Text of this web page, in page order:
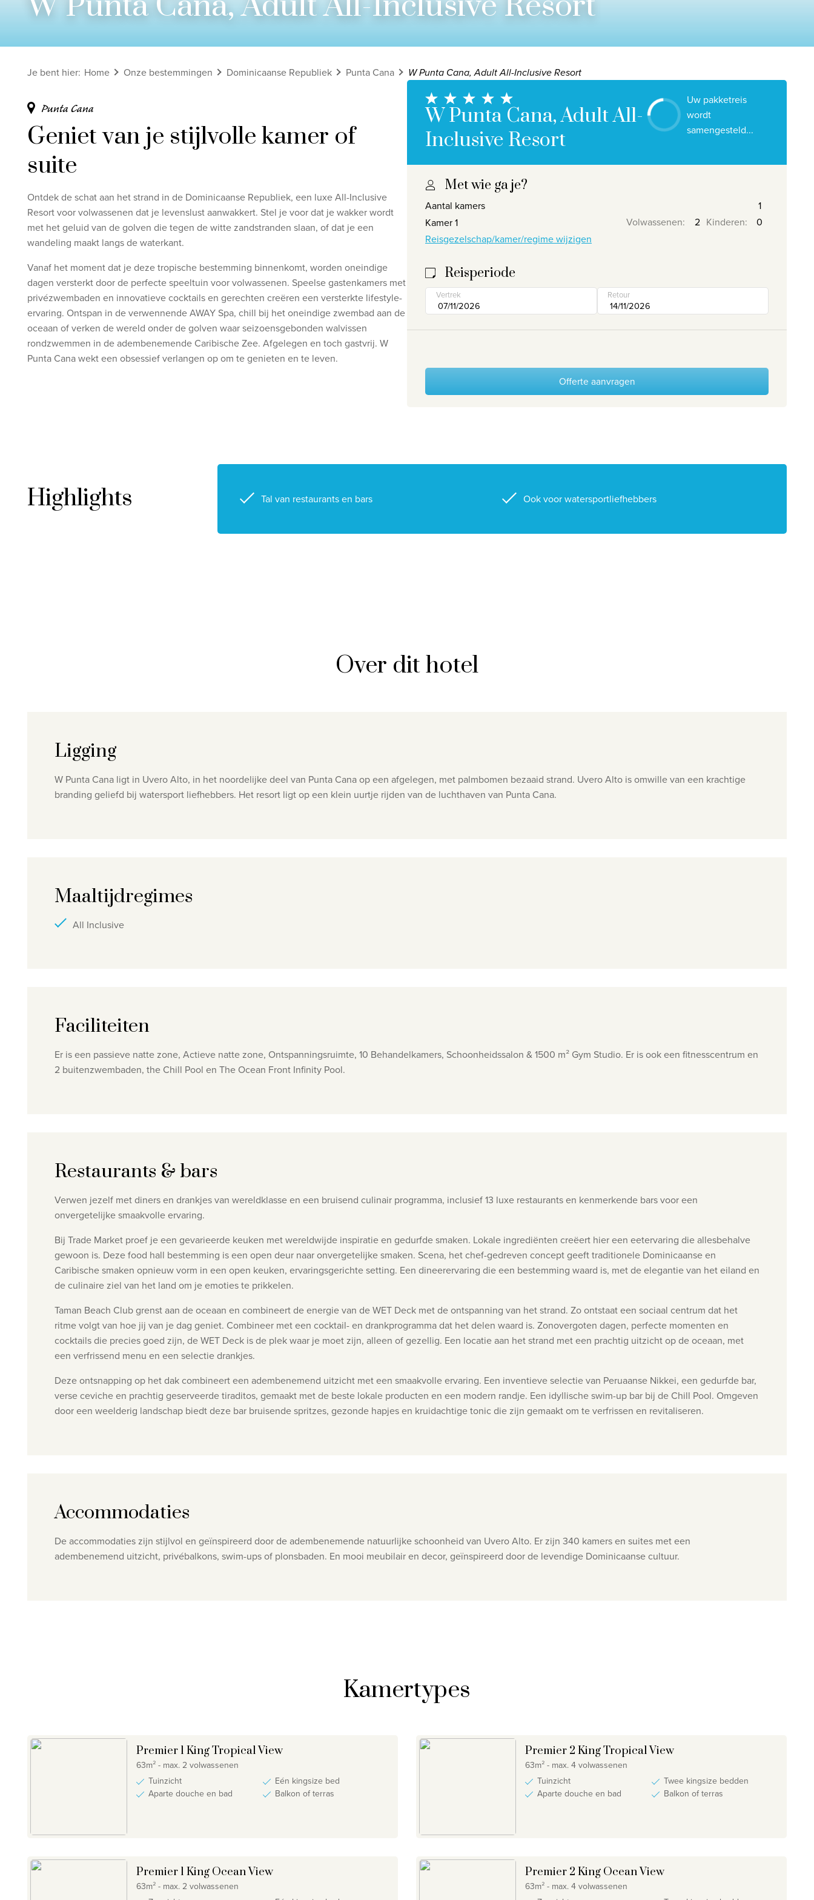
Bekijk alle rondreizen
Ontdek onze thema's
Huwelijksreis
Adults only
Luxury
Bekijk alle thema's
Voorwaarden
© 2026, Travelworld
Je bent hier: Home Onze bestemmingen Dominicaanse Republiek Punta Cana W Punta Cana, Adult All-Inclusive Resort
Punta Cana
Geniet van je stijlvolle kamer of
suite
Ontdek de schat aan het strand in de Dominicaanse Republiek, een luxe All-Inclusive
Resort voor volwassenen dat je levenslust aanwakkert. Stel je voor dat je wakker wordt
met het geluid van de golven die tegen de witte zandstranden slaan, of dat je een
wandeling maakt langs de waterkant.
Vanaf het moment dat je deze tropische bestemming binnenkomt, worden oneindige
dagen versterkt door de perfecte speeltuin voor volwassenen. Speelse gastenkamers met
privézwembaden en innovatieve cocktails en gerechten creëren een versterkte lifestyle-
ervaring. Ontspan in de verwennende AWAY Spa, chill bij het oneindige zwembad aan de
oceaan of verken de wereld onder de golven waar seizoensgebonden walvissen
rondzwemmen in de adembenemende Caribische Zee. Afgelegen en toch gastvrij. W
Punta Cana wekt een obsessief verlangen op om te genieten en te leven.
W Punta Cana, Adult All-
Inclusive Resort
Uw pakketreis
wordt
samengesteld...
Met wie ga je?
Aantal kamers
Kamer 1
Volwassenen: Kinderen:
Reisgezelschap/kamer/regime wijzigen
Reisperiode
Vertrek Retour
Offerte aanvragen
Highlights Tal van restaurants en bars Ook voor watersportliefhebbers
Over dit hotel
Ligging
W Punta Cana ligt in Uvero Alto, in het noordelijke deel van Punta Cana op een afgelegen, met palmbomen bezaaid strand. Uvero Alto is omwille van een krachtige
branding geliefd bij watersport liefhebbers. Het resort ligt op een klein uurtje rijden van de luchthaven van Punta Cana.
Maaltijdregimes
All Inclusive
Faciliteiten
Er is een passieve natte zone, Actieve natte zone, Ontspanningsruimte, 10 Behandelkamers, Schoonheidssalon & 1500 m² Gym Studio. Er is ook een fitnesscentrum en
2 buitenzwembaden, the Chill Pool en The Ocean Front Infinity Pool.
Restaurants & bars
Verwen jezelf met diners en drankjes van wereldklasse en een bruisend culinair programma, inclusief 13 luxe restaurants en kenmerkende bars voor een
onvergetelijke smaakvolle ervaring.
Bij Trade Market proef je een gevarieerde keuken met wereldwijde inspiratie en gedurfde smaken. Lokale ingrediënten creëert hier een eetervaring die allesbehalve
gewoon is. Deze food hall bestemming is een open deur naar onvergetelijke smaken. Scena, het chef-gedreven concept geeft traditionele Dominicaanse en
Caribische smaken opnieuw vorm in een open keuken, ervaringsgerichte setting. Een dineerervaring die een bestemming waard is, met de elegantie van het eiland en
de culinaire ziel van het land om je emoties te prikkelen.
Taman Beach Club grenst aan de oceaan en combineert de energie van de WET Deck met de ontspanning van het strand. Zo ontstaat een sociaal centrum dat het
ritme volgt van hoe jij van je dag geniet. Combineer met een cocktail- en drankprogramma dat het delen waard is. Zonovergoten dagen, perfecte momenten en
cocktails die precies goed zijn, de WET Deck is de plek waar je moet zijn, alleen of gezellig. Een locatie aan het strand met een prachtig uitzicht op de oceaan, met
een verfrissend menu en een selectie drankjes.
Deze ontsnapping op het dak combineert een adembenemend uitzicht met een smaakvolle ervaring. Een inventieve selectie van Peruaanse Nikkei, een gedurfde bar,
verse ceviche en prachtig geserveerdetiraditos, gemaakt met de beste lokale producten en een modern randje. Een idyllische swim-up bar bij de Chill Pool. Omgeven
door een weelderig landschap biedt deze bar bruisende spritzes, gezonde hapjes en kruidachtige tonic die zijn gemaakt om te verfrissen en revitaliseren.
Accommodaties
De accommodaties zijn stijlvol en geïnspireerd door de adembenemende natuurlijke schoonheid van Uvero Alto. Er zijn 340 kamers en suites met een
adembenemend uitzicht, privébalkons, swim-ups of plonsbaden. En mooi meubilair en decor, geïnspireerd door de levendige Dominicaanse cultuur.
Kamertypes
Premier 1 King Tropical View
63m² - max. 2 volwassenen
Tuinzicht
Eén kingsize bed
Aparte douche en bad
Balkon of terras
Premier 2 King Tropical View
63m² - max. 4 volwassenen
Tuinzicht
Twee kingsize bedden
Aparte douche en bad
Balkon of terras
Premier 1 King Ocean View
63m² - max. 2 volwassenen
Premier 2 King Ocean View
63m² - max. 4 volwassenen